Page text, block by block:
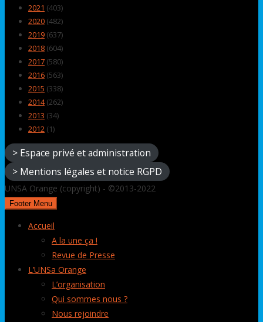
2021 (403)
2020 (482)
2019 (637)
2018 (604)
2017 (580)
2016 (563)
2015 (338)
2014(262)
2013 (34)
2012 (1)
> Espace privé et administration
> Mentions légales et notice RGPD
UNSA Orange (copyright) - ©2013-2022
Footer Menu
Accueil
A la une ça !
Revue de Presse
L’UNSa Orange
L’organisation
Qui sommes nous ?
Nous rejoindre